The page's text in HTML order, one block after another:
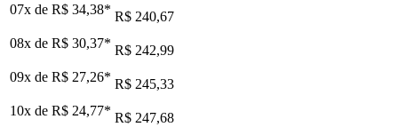
07x de R$ 34,38* R$ 240,67
08x de R$ 30,37* R$ 242,99
09x de R$ 27,26* R$ 245,33
10x de R$ 24,77* R$ 247,68